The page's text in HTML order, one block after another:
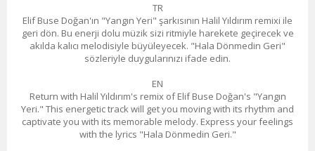
TR
Elif Buse Doğan'ın "Yangın Yeri" şarkısının Halil Yıldırım remixi ile
geri dön. Bu enerji dolu müzik sizi ritmiyle harekete geçirecek ve
akılda kalıcı melodisiyle büyüleyecek. "Hala Dönmedin Geri"
sözleriyle duygularınızı ifade edin.
EN
Return with Halil Yıldırım's remix of Elif Buse Doğan's "Yangın
Yeri." This energetic track will get you moving with its rhythm and
captivate you with its memorable melody. Express your feelings
with the lyrics "Hala Dönmedin Geri."